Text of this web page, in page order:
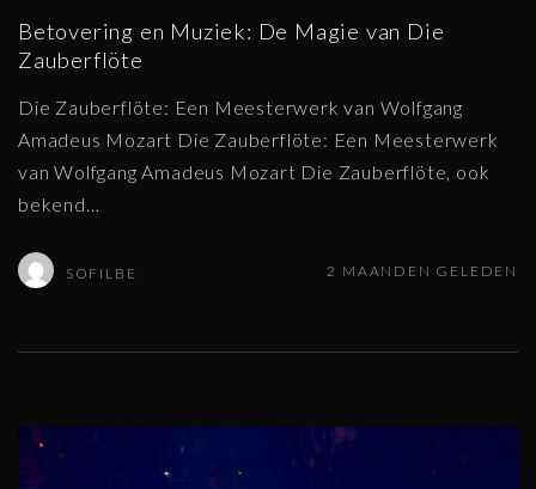
Betovering en Muziek: De Magie van Die
Zauberflöte
Die Zauberflöte: Een Meesterwerk van Wolfgang
Amadeus Mozart Die Zauberflöte: Een Meesterwerk
van Wolfgang Amadeus Mozart Die Zauberflöte, ook
bekend…
SOFILBE 2 MAANDEN GELEDEN